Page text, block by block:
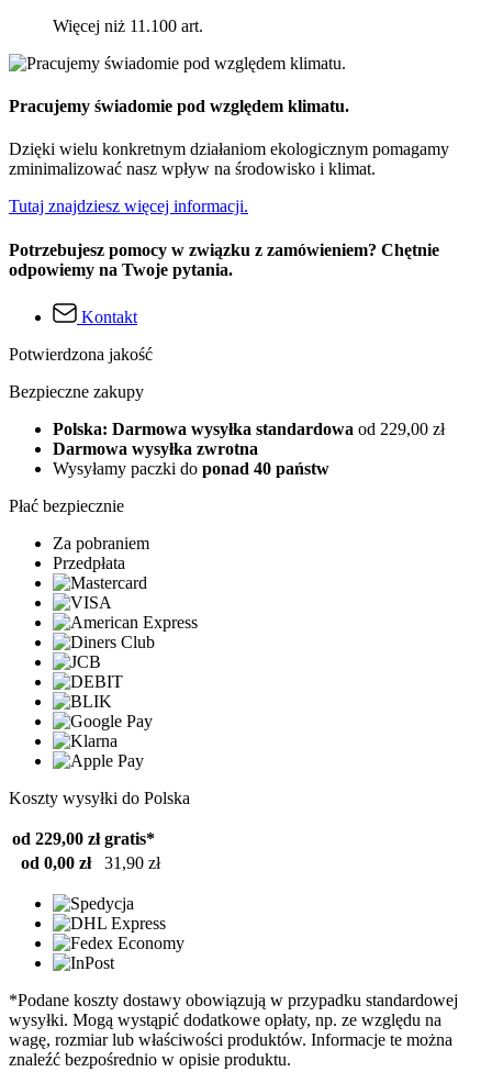
Więcej niż 11.100 art.
Pracujemy świadomie pod względem klimatu.
Dzięki wielu konkretnym działaniom ekologicznym pomagamy
zminimalizować nasz wpływ na środowisko i klimat.
Tutaj znajdziesz więcej informacji.
Potrzebujesz pomocy w związku z zamówieniem? Chętnie
odpowiemy na Twoje pytania.
Kontakt
Potwierdzona jakość
Bezpieczne zakupy
Polska: Darmowa wysyłka standardowa od 229,00 zł
Darmowa wysyłka zwrotna
Wysyłamy paczki do ponad 40 państw
Płać bezpiecznie
Za pobraniem
Przedpłata
Koszty wysyłki do Polska
od 229,00 zł gratis*
od 0,00 zł
31,90 zł
*Podane koszty dostawy obowiązują w przypadku standardowej
wysyłki. Mogą wystąpić dodatkowe opłaty, np. ze względu na
wagę, rozmiar lub właściwości produktów. Informacje te można
znaleźć bezpośrednio w opisie produktu.